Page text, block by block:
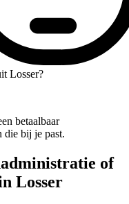
Losser?
betaalbaar
die bij je past.
of
Losser